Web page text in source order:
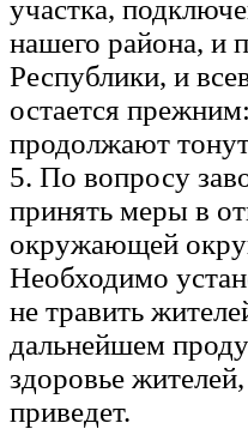
участка,
нашего района, и
Республики, и
остается
продолжают
5. По вопросу
принять меры в
окружающей
Необходимо
не травить
дальнейшем
здоровье
приведет.